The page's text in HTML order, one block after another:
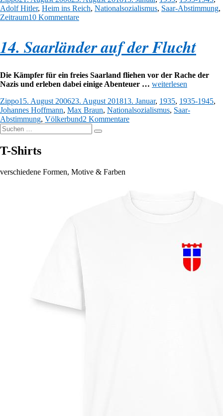
Hitler
für
des
Pfälzerwitzes
am
Adolf Hitler, Heim ins Reich, Nationalsozialismus, Saar-Abstimmung,
Zeitraum10 Kommentarezu
Adolf
Hitler
die
Erfindung
des
Pfälzerwitzes
sorgte.
14. Saarländer auf der Flucht
Die Kämpfer für ein freies Saarland fliehen vor der Rache der
Nazis und erleben dabei einige Abenteuer … „14.
auf
der
weiterlesen
Autor
ZippoVeröffentlicht
am
15. August 200623. August 2018Kategorien
13. Januar, 1935, 1935-1945,
Johannes Hoffmann, Max Braun, Nationalsozialismus, Saar-
Abstimmung, Völkerbund2 Kommentarezu
Suchen
nach:
Suchen
T-Shirts
verschiedene Formen, Motive & Farben